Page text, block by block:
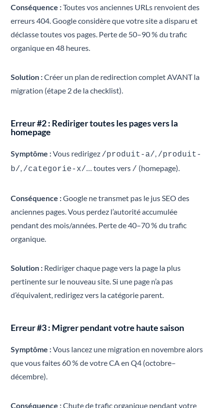
Conséquence :Toutes vos anciennes URLs renvoient des
erreurs 404. Google considère que votre site a disparu et
déclasse toutes vos pages. Perte de 50–90 % du trafic
organique en 48 heures.
Solution :Créer un plan de redirection complet AVANT la
migration (étape 2 de la checklist).
Erreur #2 : Rediriger toutes les pages vers la
homepage
Symptôme :Vous redirigez /produit-a/ /produit-
b/ /categorie-x/ … toutes vers / (homepage).
Conséquence :Google ne transmet pas le jus SEO des
anciennes pages. Vous perdez l’autorité accumulée
pendant des mois/années. Perte de 40–70 % du trafic
organique.
Solution : Rediriger chaque page vers la page la plus
pertinente sur le nouveau site. Si une page n’a pas
d’équivalent, redirigez vers la catégorie parent.
Erreur #3 : Migrer pendant votre haute saison
Symptôme :Vous lancez une migration en novembre alors
que vous faites 60 % de votre CA en Q4 (octobre–
décembre).
Conséquence :Chute de trafic organique pendant votre